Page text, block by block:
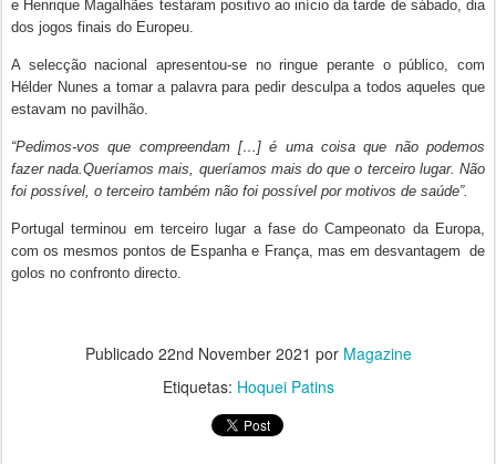
e Henrique Magalhães testaram positivo ao início da tarde de sábado, dia
dos jogos finais do Europeu.
A selecção nacional apresentou-se no ringue perante o público, com
Hélder Nunes a tomar a palavra para pedir desculpa a todos aqueles que
estavam no pavilhão.
“Pedimos-vos que compreendam […] é uma coisa que não podemos
fazer nada.Queríamos mais, queríamos mais do que o terceiro lugar. Não
foi possível, o terceiro também não foi possível por motivos de saúde”.
Portugal terminou em terceiro lugar a fase do Campeonato da Europa,
com os mesmos pontos de Espanha e França, mas em desvantagem de
golos no confronto directo.
Publicado 22nd November 2021 por Magazine
Etiquetas: Hoquei Patins